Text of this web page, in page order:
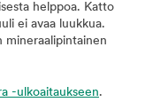
helppoa. Katto
ei avaa luukkua.
mineraalipintainen
-ulkoaitaukseen.